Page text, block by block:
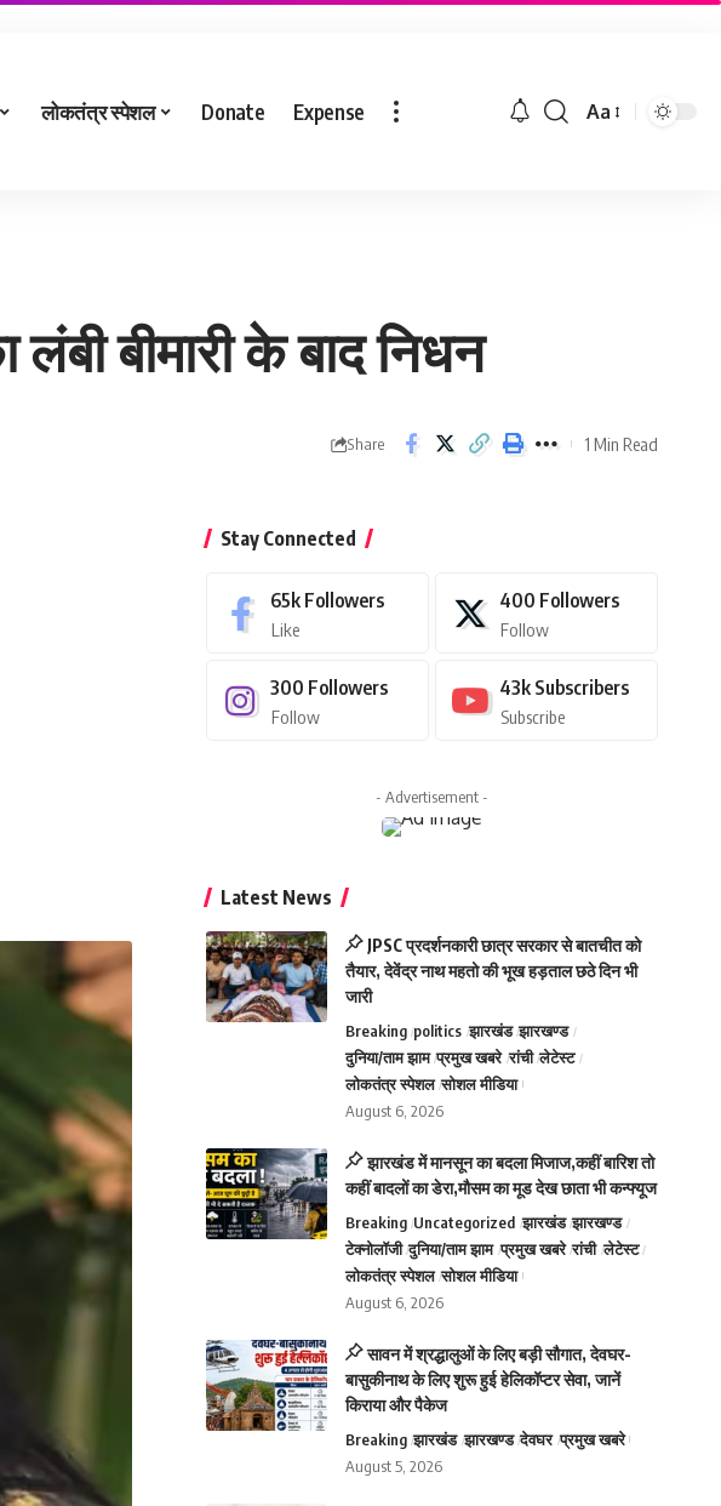
लोकतंत्र स्पेशल Donate Expense Aa
बीमारी के बाद निधन
Share 1 Min Read
Stay Connected
65k Followers
Like
400 Followers
Follow
300 Followers
Follow
43k Subscribers
Subscribe
- Advertisement -
Latest News
JPSC प्रदर्शनकारी छात्र सरकार से बातचीत को
तैयार, देवेंद्र नाथ महतो की भूख हड़ताल छठे दिन भी
जारी
Breaking politics झारखंड झारखण्ड
दुनिया/ताम झाम प्रमुख खबरे रांची लेटेस्ट
लोकतंत्र स्पेशल सोशल मीडिया
August 6, 2026
झारखंड में मानसून का बदला मिजाज,कहीं बारिश तो
कहीं बादलों का डेरा,मौसम का मूड देख छाता भी कन्फ्यूज
Breaking Uncategorized झारखंड झारखण्ड
टेक्नोलॉजी दुनिया/ताम झाम प्रमुख खबरे रांची लेटेस्ट
लोकतंत्र स्पेशल सोशल मीडिया
August 6, 2026
सावन में श्रद्धालुओं के लिए बड़ी सौगात, देवघर-
बासुकीनाथ के लिए शुरू हुई हेलिकॉप्टर सेवा, जानें
किराया और पैकेज
Breaking झारखंड झारखण्ड देवघर प्रमुख खबरे
August 5, 2026